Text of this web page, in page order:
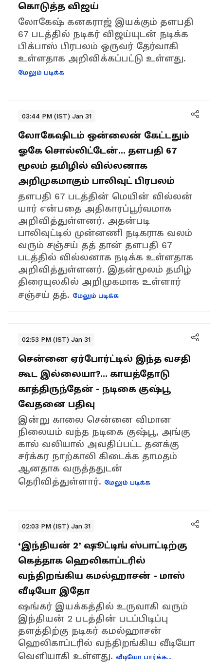
கொடுத்த விஜய்
லோகேஷ் கனகராஜ் இயக்கும் தளபதி
67 படத்தில் நடிகர் விஜய்யுடன் நடிக்க
பிக்பாஸ் பிரபலம் ஒருவர் தேர்வாகி
உள்ளதாக அறிவிக்கப்பட்டு உள்ளது.
மேலும் படிக்க
03:44 PM (IST) Jan 31
லோகேஷிடம் ஒன்லைன் கேட்டதும்
ஓகே சொல்லிட்டேன்... தளபதி 67
மூலம் தமிழில் வில்லனாக
அறிமுகமாகும் பாலிவுட் பிரபலம்
தளபதி 67 படத்தின் மெயின் வில்லன்
யார் என்பதை அதிகாரப்பூர்வமாக
அறிவித்துள்ளனர். அதன்படி
பாலிவுட்டில் முன்னணி நடிகராக வலம்
வரும் சஞ்சய் தத் தான் தளபதி 67
படத்தில் வில்லனாக நடிக்க உள்ளதாக
அறிவித்துள்ளனர். இதன்மூலம் தமிழ்
திரையுலகில் அறிமுகமாக உள்ளார்
சஞ்சய் தத். மேலும் படிக்க
02:53 PM (IST) Jan 31
சென்னை ஏர்போர்ட்டில் இந்த வசதி
கூட இல்லையா?... காயத்தோடு
காத்திருந்தேன் - நடிகை குஷ்பூ
வேதனை பதிவு
இன்று காலை சென்னை விமான
நிலையம் வந்த நடிகை குஷ்பூ, அங்கு
கால் வலியால் அவதிப்பட்ட தனக்கு
சர்க்கர நாற்காலி கிடைக்க தாமதம்
ஆனதாக வருத்ததுடன்
தெரிவித்துள்ளார். மேலும் படிக்க
02:03 PM (IST) Jan 31
‘இந்தியன் 2’ ஷூட்டிங் ஸ்பாட்டிற்கு
கெத்தாக ஹெலிகாப்டரில்
வந்திறங்கிய கமல்ஹாசன் - மாஸ்
வீடியோ இதோ
ஷங்கர் இயக்கத்தில் உருவாகி வரும்
இந்தியன் 2 படத்தின் படப்பிடிப்பு
தளத்திற்கு நடிகர் கமல்ஹாசன்
ஹெலிகாப்டரில் வந்திறங்கிய வீடியோ
வெளியாகி உள்ளது. வீடியோ பார்க்க...